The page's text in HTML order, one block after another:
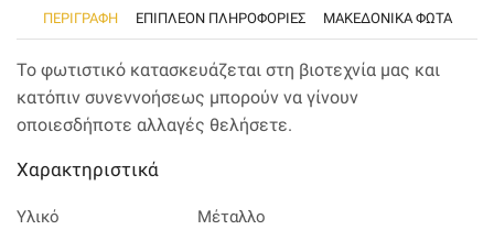
ΠΕΡΙΓΡΑΦΉ ΕΠΙΠΛΈΟΝ ΠΛΗΡΟΦΟΡΊΕΣ ΜΑΚΕΔΟΝΙΚΑ ΦΩΤΑ
Το φωτιστικό κατασκευάζεται στη βιοτεχνία μας και
κατόπιν συνεννοήσεως μπορούν να γίνουν
οποιεσδήποτε αλλαγές θελήσετε.
Χαρακτηριστικά
Υλικό Μέταλλο